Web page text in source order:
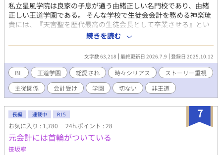
私立星風学院は良家の子息が通う由緒正しい名門校であり、由緒
正しい王道学園である。 そんな学校で生徒会会計を務める神楽琉
貴には、『天宮聖を歴代最高の生徒会長として卒業させる』とい
う目的があった。 俺様会長に振り回されながらもその目的を達成
するため日々を過ごしていたある日、嵐のような少年が突如転入
生としてやってくる。 会長が転入生を気に入ったことで計画の歯
車は狂い始め── そんなこんなで巻き起こる、主人公と王道転入
生を中心とした拗れた愛の物語。 ・気まぐれ更新。 ・総愛され。
初めの方恋愛要素薄いです。 ・脇カプあり。 ・主人公(受け)の攻
め描写あり。 恋とはまた違う意味での愛、執着が大好物なので、
そう言った癖を多分に詰め込んだ作品となります。シリアス、暴
力、若干の無理矢理描写を含む予定です。苦手な方はブラウザバ
ック推奨。 完結目指して頑張ります。
続きを読む
文字数 63,218 最終更新日 2026.7.9 登録日 2025.10.12
BL 王道学園 総愛され 時々シリアス
ストーリー重視
主従関係
会計受け 学園 切ない 非王道
7
長編 連載中 R15
お気に入り : 1,780 24h.ポイント : 28
元会計には首輪がついている
笹坂寧